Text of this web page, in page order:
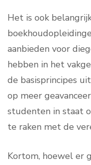
Het is ook
aanbieden voor
hebben in het
de basisprincipes
op meer
studenten in staat
te raken met de
Kortom, hoewel er